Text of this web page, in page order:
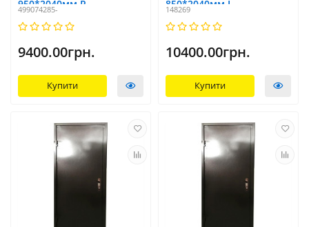
950*2040мм R
499074285-
9400.00грн.
Купити
850*2040мм L
148269
10400.00грн.
Купити